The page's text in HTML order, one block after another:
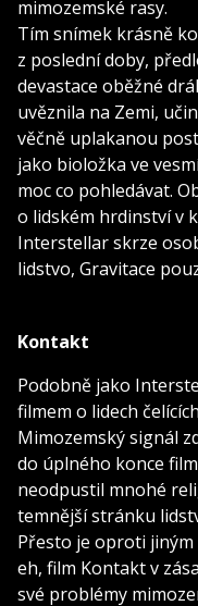
mimozemské rasy.
Tím snímek krásně
z poslední doby,
devastace oběžné
uvěznila na Zemi,
věčně uplakanou
jako bioložka ve
moc co pohledávat.
o lidském hrdinství v
Interstellar skrze
lidstvo, Gravitace
Kontakt
Podobně jako
filmem o lidech
Mimozemský signál
do úplného konce
neodpustil mnohé
temnější stránku
Přesto je oproti
eh, film Kontakt v
své problémy